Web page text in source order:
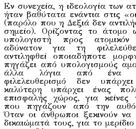
Εν συνεχεία, η ιδεολογία των
ήταν βαθύτατα ενάντια στις
(παρόλο που η Δεξιά δεν
σημείο). Ορίζοντας το άτομο
υπολογιστή προς
αδύνατον για τη
αντιληφθεί οποιαδήποτε
πηγάζει από υπολογισμούς
άλλα λόγια από ένα
φιλελευθερισμό δεν
καλύτερη υπάρχει ένας
επισφαλής χώρος, για κείνες
που πηγάζουν από την
Όταν οι άνθρωποι ξεκινούν
δικαιώματά τους, για το